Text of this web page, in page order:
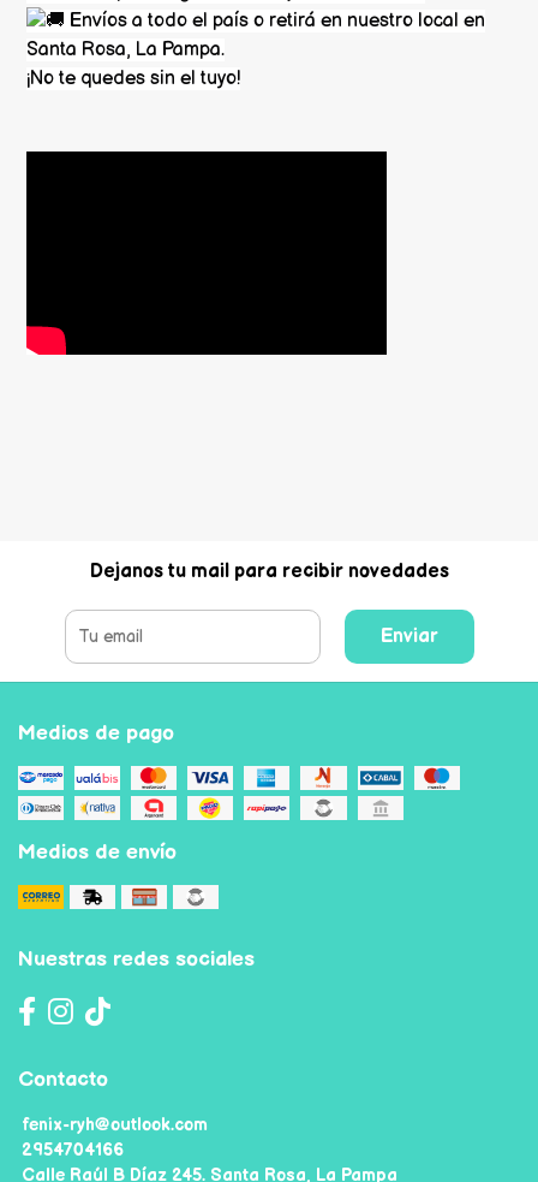
Envíos a todo el país o retirá en nuestro local en
Santa Rosa, La Pampa.
¡No te quedes sin el tuyo!
Dejanos tu mail para recibir novedades
Enviar
Medios de pago
Medios de envío
Nuestras redes sociales
Contacto
fenix-ryh@outlook.com
2954704166
Calle Raúl B Díaz 245. Santa Rosa, La Pampa